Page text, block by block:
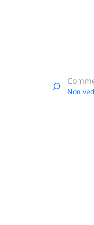
Non